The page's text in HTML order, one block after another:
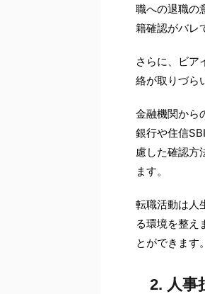
職への退職の
籍確認がバレ
さらに、ビア
絡が取りづら
金融機関から
銀行や住信
慮した確認方
ます。
転職活動は人
る環境を整え
とができます。
2. 人事